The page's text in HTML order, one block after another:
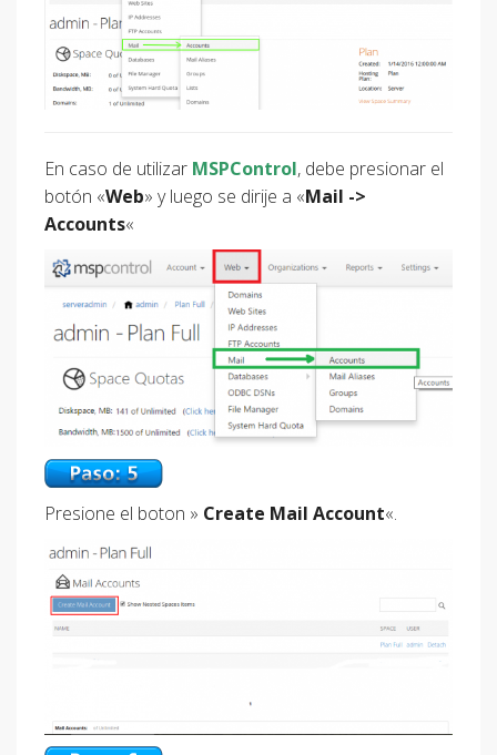
En caso de utilizar MSPControl, debe presionar el
botón «Web» y luego se dirije a «Mail ->
Accounts«
Presione el boton » Create Mail Account«.